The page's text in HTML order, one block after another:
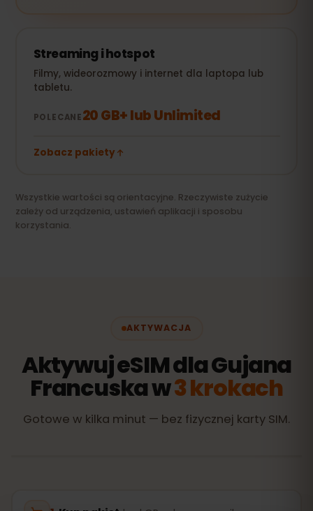
Streaming i hotspot
Filmy, wideorozmowy i internet dla laptopa lub
tabletu.
POLECANE20 GB+ lub Unlimited
Zobacz pakiety
Wszystkie wartości są orientacyjne. Rzeczywiste zużycie
zależy od urządzenia, ustawień aplikacji i sposobu
korzystania.
AKTYWACJA
Aktywuj eSIM dla Gujana
Francuska w3 krokach
Gotowe w kilka minut — bez fizycznej karty SIM.